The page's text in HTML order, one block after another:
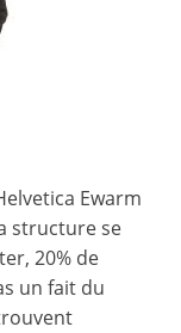
Ewarm
structure se
20% de
un fait du